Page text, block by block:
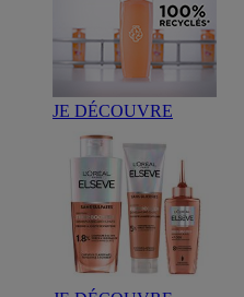
JE DÉCOUVRE